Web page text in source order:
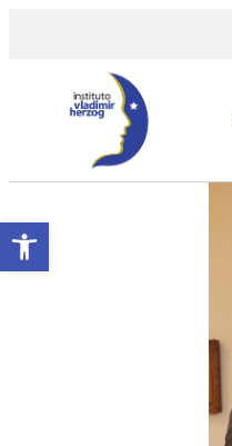
Abrir a barra de ferramentas